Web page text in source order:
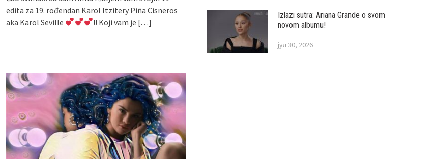
edita za 19. rođendan Karol Itzitery Piña Cisneros
aka Karol Seville
!! Koji vam je […]
Izlazi sutra: Ariana Grande o svom
novom albumu!
јул 30, 2026